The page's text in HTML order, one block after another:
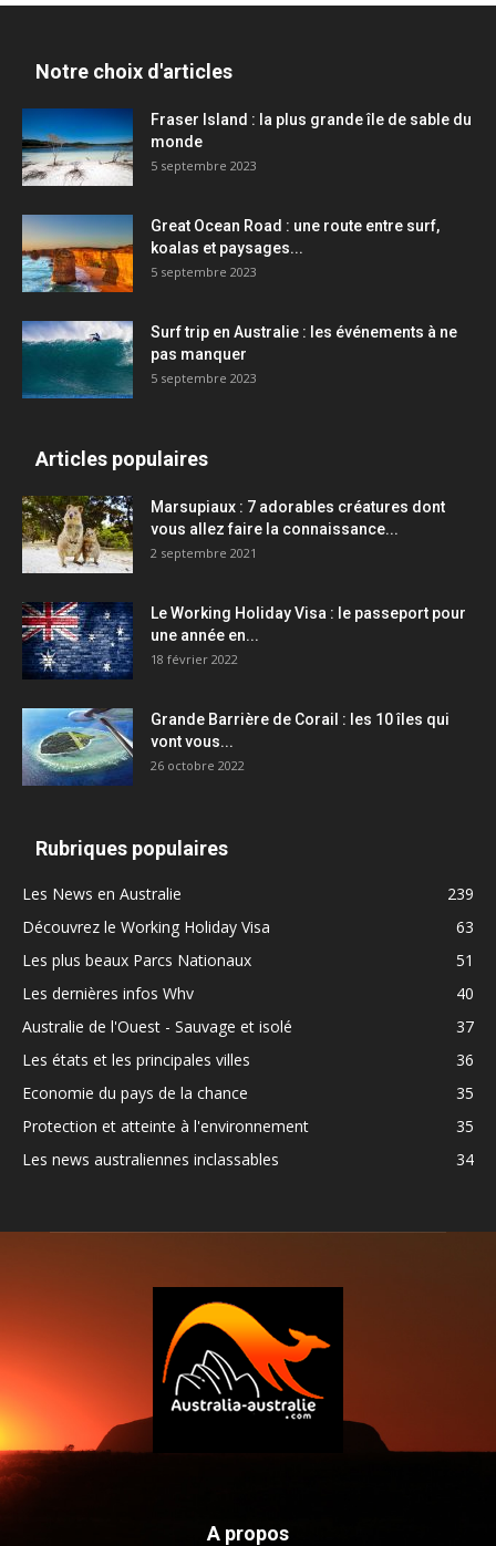
Notre choix d'articles
Fraser Island : la plus grande île de sable du
monde
5 septembre 2023
Great Ocean Road : une route entre surf,
koalas et paysages...
5 septembre 2023
Surf trip en Australie : les événements à ne
pas manquer
5 septembre 2023
Articles populaires
Marsupiaux : 7 adorables créatures dont
vous allez faire la connaissance...
2 septembre 2021
Le Working Holiday Visa : le passeport pour
une année en...
18 février 2022
Grande Barrière de Corail : les 10 îles qui
vont vous...
26 octobre 2022
Rubriques populaires
Les News en Australie
239
Découvrez le Working Holiday Visa
63
Les plus beaux Parcs Nationaux
51
Les dernières infos Whv
40
Australie de l'Ouest - Sauvage et isolé
37
Les états et les principales villes
36
Economie du pays de la chance
35
Protection et atteinte à l'environnement
35
Les news australiennes inclassables
34
A propos